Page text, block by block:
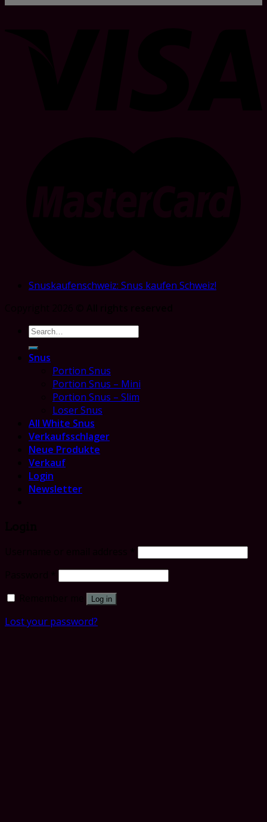
Snuskaufenschweiz: Snus kaufen Schweiz!
Search
for:
Snus
Portion Snus
Portion Snus – Mini
Portion Snus – Slim
Loser Snus
All White Snus
Verkaufsschlager
Neue Produkte
Verkauf
Login
Newsletter
Log in
Lost your password?